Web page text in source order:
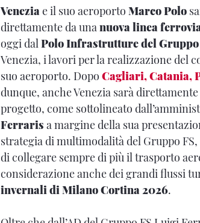
Veneziae il suo aeroporto Marco Polo
direttamente da unanuova linea
oggi dalPolo Infrastrutture del Gruppo
Venezia, i lavori per la realizzazione del
suo aeroporto. Dopo Cagliari, Catania,
dunque, anche Venezia sarà
progetto, come sottolineato
Ferraris a margine della sua
strategia di multimodalità del Gruppo
di collegare sempre di più il trasporto
considerazione anche dei grandi flussi
invernali di Milano Cortina 2026.